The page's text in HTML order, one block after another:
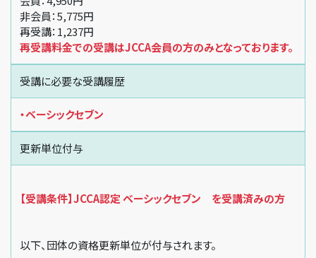
非会員：5,775円
再受講：1,237円
再受講料金での受講はJCCA会員の方のみとなっております。
受講に必要な受講履歴
・ベーシックセブン
更新単位付与
【受講条件】JCCA認定 ベーシックセブン を受講済みの方
以下、団体の資格更新単位が付与されます。